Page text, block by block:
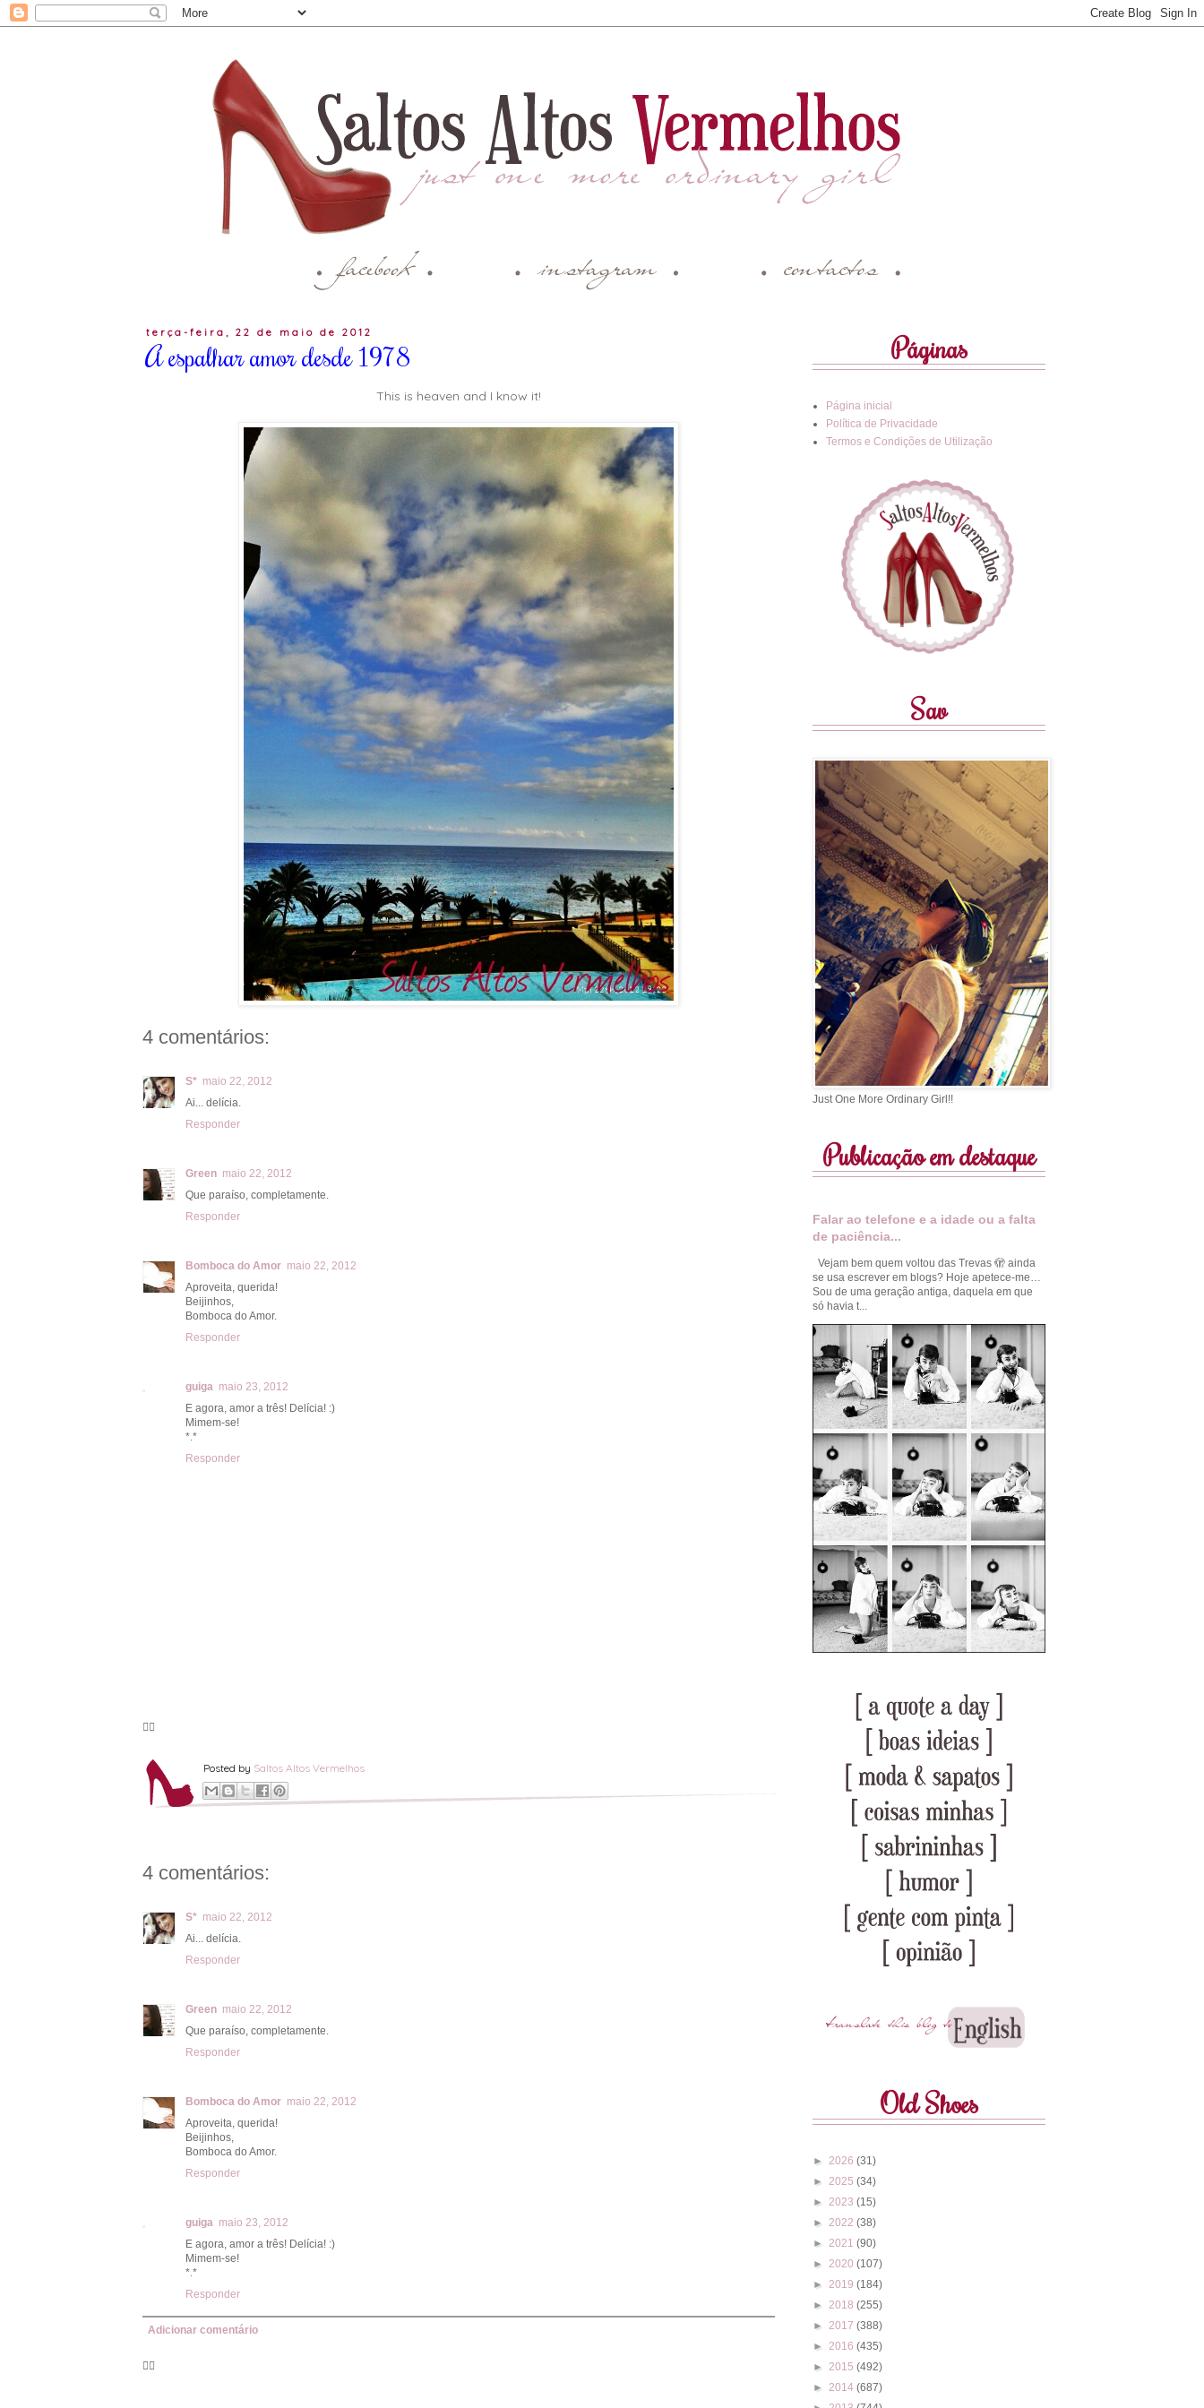
terça-feira, 22 de maio de 2012
A espalhar amor desde 1978
This is heaven and I know it!
4 comentários:
S* maio 22, 2012
Ai... delícia.
Responder
Green maio 22, 2012
Que paraíso, completamente.
Responder
Bomboca do Amor maio 22, 2012
Aproveita, querida!
Beijinhos,
Bomboca do Amor.
Responder
guiga maio 23, 2012
E agora, amor a três! Delícia! :)
Mimem-se!
*.*
Responder
🦸‍♀️
Posted by Saltos Altos Vermelhos
4 comentários:
S* maio 22, 2012
Ai... delícia.
Responder
Green maio 22, 2012
Que paraíso, completamente.
Responder
Bomboca do Amor maio 22, 2012
Aproveita, querida!
Beijinhos,
Bomboca do Amor.
Responder
guiga maio 23, 2012
E agora, amor a três! Delícia! :)
Mimem-se!
*.*
Responder
Adicionar comentário
🦸‍♀️
Páginas
Página inicial
Política de Privacidade
Termos e Condições de Utilização
Sav
Just One More Ordinary Girl!!
Publicação em destaque
Falar ao telefone e a idade ou a falta
de paciência...
Vejam bem quem voltou das Trevas 🫣 ainda
se usa escrever em blogs? Hoje apetece-me…
Sou de uma geração antiga, daquela em que
só havia t...
Old Shoes
► 2026 (31)
► 2025 (34)
► 2023 (15)
► 2022 (38)
► 2021 (90)
► 2020 (107)
► 2019 (184)
► 2018 (255)
► 2017 (388)
► 2016 (435)
► 2015 (492)
► 2014 (687)